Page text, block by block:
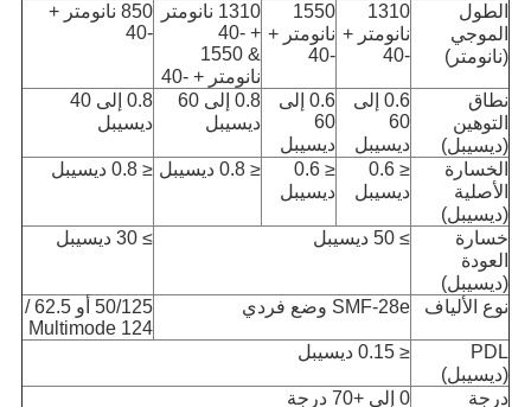
الطول
الموجي
(نانومتر)
1310
نانومتر +
-40
1550
نانومتر +
-40
1310 نانومتر
+ -40
& 1550
نانومتر + -40
850 نانومتر +
-40
نطاق
التوهين
(ديسيبل)
0.6 إلى
60
ديسيبل
0.6 إلى
60
ديسيبل
0.8 إلى 60
ديسيبل
0.8 إلى 40
ديسيبل
الخسارة
الأصلية
(ديسيبل)
≤ 0.6
ديسيبل
≤ 0.6
ديسيبل
≤ 0.8 ديسيبل ≤ 0.8 ديسيبل
خسارة
العودة
(ديسيبل)
≥ 50 ديسيبل ≥ 30 ديسيبل
نوع الألياف SMF-28e وضع فردي
50/125 أو 62.5 /
124 Multimode
PDL
(ديسيبل)
≤ 0.15 ديسيبل
درجة 0 إلى +70 درجة